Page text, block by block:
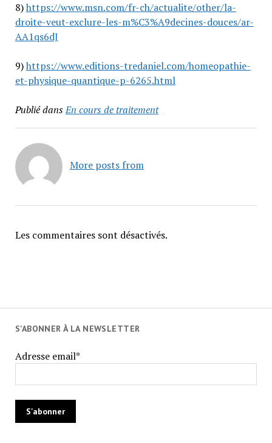
8)https://www.msn.com/fr-ch/actualite/other/la-
droite-veut-exclure-les-m%C3%A9decines-douces/ar-
AA1qs6dJ
9)https://www.editions-tredaniel.com/homeopathie-
et-physique-quantique-p-6265.html
Publié dansEn cours de traitement
More posts from
Les commentaires sont désactivés.
S'ABONNER À LA NEWSLETTER
Adresse email*